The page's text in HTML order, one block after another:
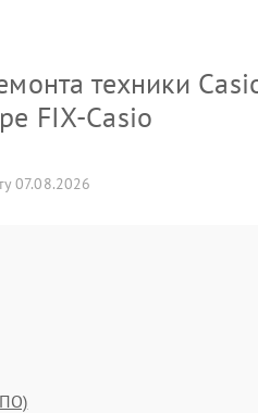
техники
FIX-Casio
07.08.2026